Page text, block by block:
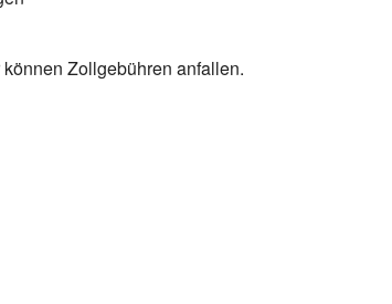
Zollgebühren anfallen.